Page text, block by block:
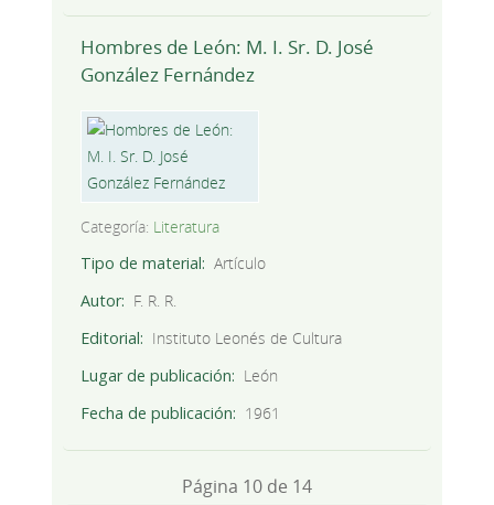
Hombres de León: M. I. Sr. D. José
González Fernández
Categoría: Literatura
Tipo de material
Artículo
Autor
F. R. R.
Editorial
Instituto Leonés de Cultura
Lugar de publicación
León
Fecha de publicación
1961
Página 10 de 14